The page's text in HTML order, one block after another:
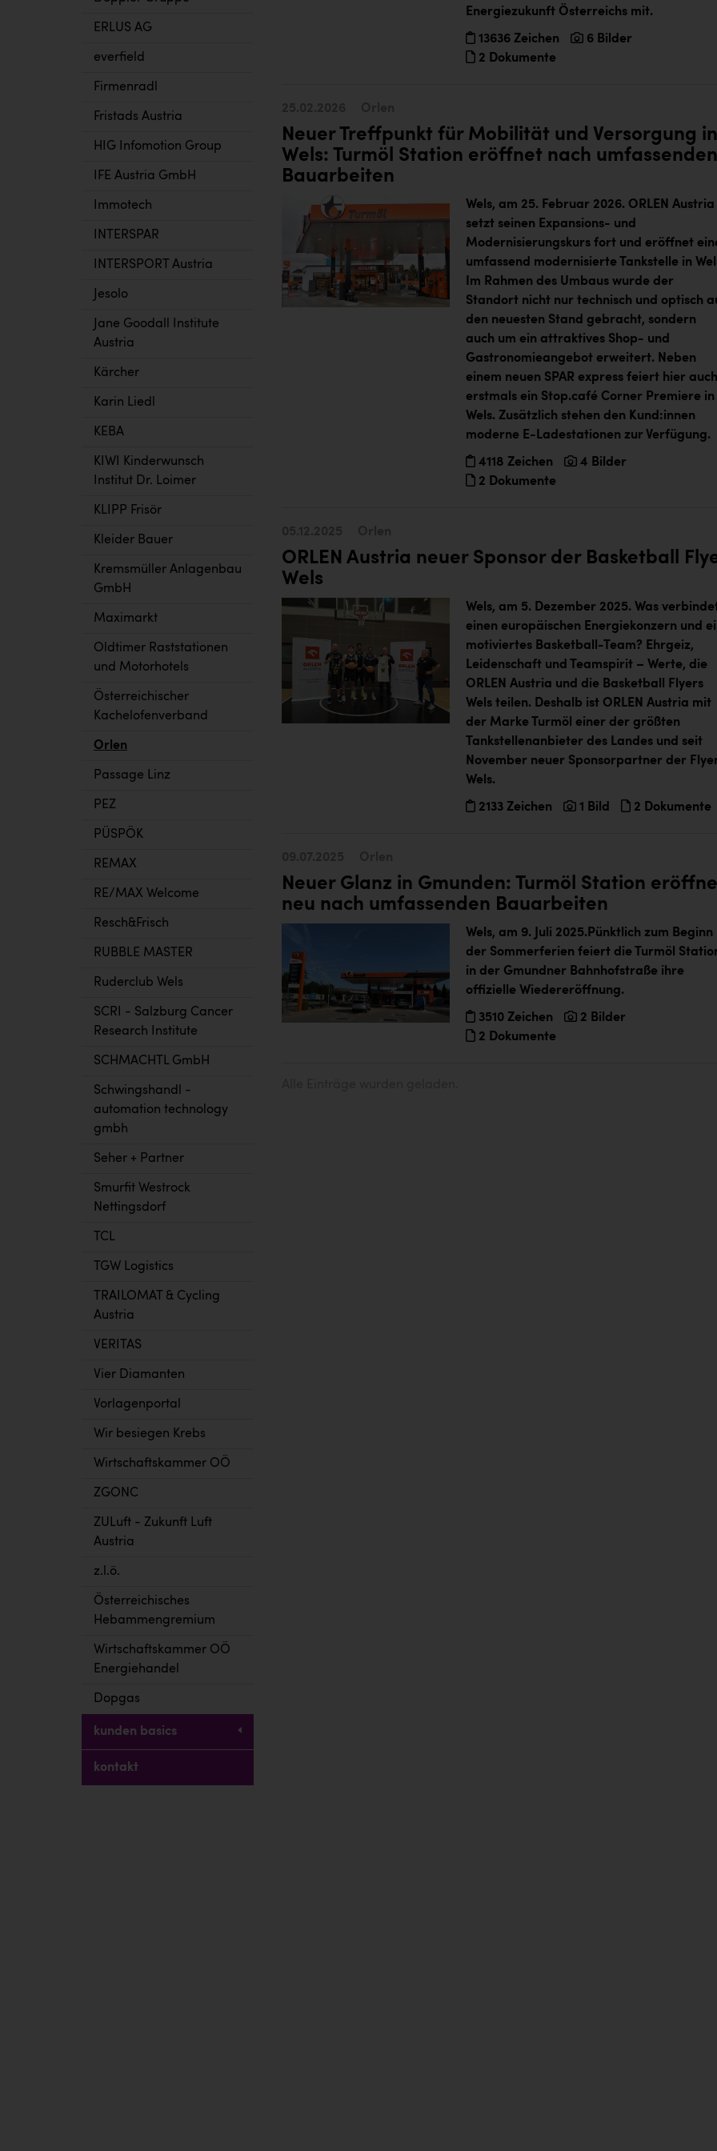
ERLUS AG
everfield
Firmenradl
Fristads Austria
HIG Infomotion Group
IFE Austria GmbH
Immotech
INTERSPAR
INTERSPORT Austria
Jesolo
Jane Goodall Institute
Austria
Kärcher
Karin Liedl
KEBA
KIWI Kinderwunsch
Institut Dr. Loimer
KLIPP Frisör
Kleider Bauer
Kremsmüller Anlagenbau
GmbH
Maximarkt
Oldtimer Raststationen
und Motorhotels
Österreichischer
Kachelofenverband
Orlen
Passage Linz
PEZ
PÜSPÖK
REMAX
RE/MAX Welcome
Resch&Frisch
RUBBLE MASTER
Ruderclub Wels
SCRI - Salzburg Cancer
Research Institute
SCHMACHTL GmbH
Schwingshandl -
automation technology
gmbh
Seher + Partner
Smurfit Westrock
Nettingsdorf
TCL
TGW Logistics
TRAILOMAT & Cycling
Austria
VERITAS
Vier Diamanten
Vorlagenportal
Wir besiegen Krebs
Wirtschaftskammer OÖ
ZGONC
ZULuft - Zukunft Luft
Austria
z.l.ö.
Österreichisches
Hebammengremium
Wirtschaftskammer OÖ
Energiehandel
Dopgas
kunden basics
kontakt
Energiezukunft Österreichs mit.
13636 Zeichen
6 Bilder
2 Dokumente
Neuer Treffpunkt für Mobilität und Versorgung in
Wels: Turmöl Station eröffnet nach umfassenden
Bauarbeiten
Wels, am 25. Februar 2026. ORLEN Austria
setzt seinen Expansions- und
Modernisierungskurs fort und eröffnet
umfassend modernisierte Tankstelle in
Im Rahmen des Umbaus wurde der
Standort nicht nur technisch und optisch
den neuesten Stand gebracht, sondern
auch um ein attraktives Shop- und
Gastronomieangebot erweitert. Neben
einem neuen SPAR express feiert hier auch
erstmals ein Stop.café Corner Premiere in
Wels. Zusätzlich stehen den Kund:innen
moderne E-Ladestationen zur Verfügung.
4118 Zeichen
4 Bilder
2 Dokumente
ORLEN Austria neuer Sponsor der Basketball
Wels
Wels, am 5. Dezember 2025. Was
einen europäischen Energiekonzern und
motiviertes Basketball-Team? Ehrgeiz,
Leidenschaft und Teamspirit – Werte, die
ORLEN Austria und die Basketball Flyers
Wels teilen. Deshalb ist ORLEN Austria mit
der Marke Turmöl einer der größten
Tankstellenanbieter des Landes und seit
November neuer Sponsorpartner der
Wels.
2133 Zeichen 1 Bild 2 Dokumente
Neuer Glanz in Gmunden: Turmöl Station
neu nach umfassenden Bauarbeiten
Wels, am 9. Juli 2025. Pünktlich zum Beginn
der Sommerferien feiert die Turmöl
in der Gmund ner Bahnhofstraße ihre
offizielle Wiedereröffnung.
3510 Zeichen
2 Bilder
2 Dokumente